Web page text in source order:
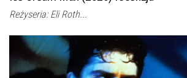
Reżyseria: Eli Roth...